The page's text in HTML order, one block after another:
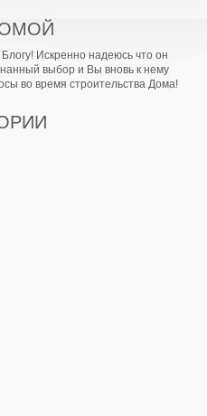
Искренно надеюсь что он
выбор и Вы вновь к нему
во время строительства Дома!